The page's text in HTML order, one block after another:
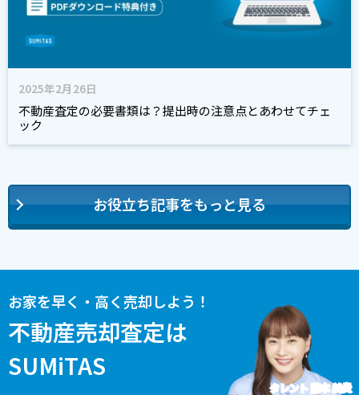
2025年2月26日
不動産査定の必要書類は？提出時の注意点とあわせてチェ
ック
お役立ち記事をもっと見る
お家を早く・高く売却しよう！
不動産売却査定は
SUMiTAS
タレント 藤本 美貴